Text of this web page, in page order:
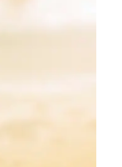
со допирање или со лизгање.